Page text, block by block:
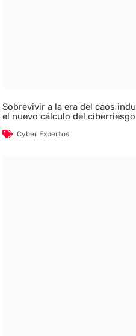
Sobrevivir a la era del caos
el nuevo cálculo del ciberriesgo
Cyber Expertos